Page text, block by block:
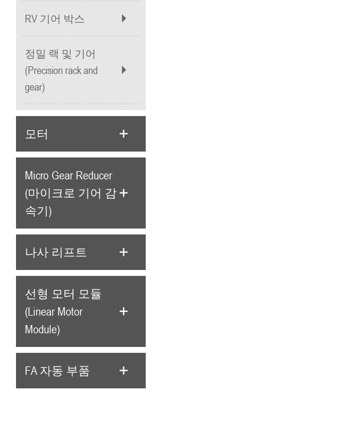
RV 기어 박스
정밀 랙 및 기어
(Precision rack and
gear)
모터
Micro Gear Reducer
(마이크로 기어 감
속기)
나사 리프트
선형 모터 모듈
(Linear Motor
Module)
FA 자동 부품